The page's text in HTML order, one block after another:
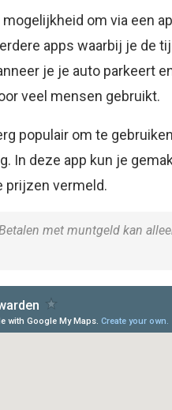
mogelijkheid om via een
apps waarbij je de
je je auto parkeert
veel mensen gebruikt.
populair om te
In deze app kun je
prijzen vermeld.
met muntgeld kan